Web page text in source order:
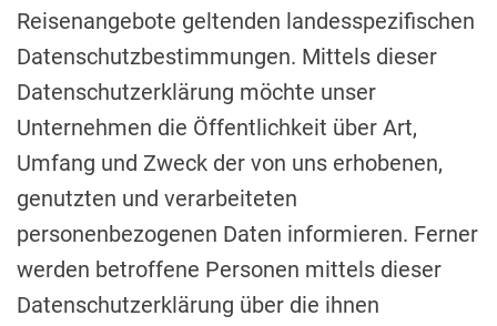
Reisenangebote geltenden landesspezifischen
Datenschutzbestimmungen. Mittels dieser
Datenschutzerklärung möchte unser
Unternehmen die Öffentlichkeit über Art,
Umfang und Zweck der von uns erhobenen,
genutzten und verarbeiteten
personenbezogenen Daten informieren. Ferner
werden betroffene Personen mittels dieser
Datenschutzerklärung über die ihnen